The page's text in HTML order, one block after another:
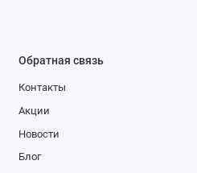
Обратная связь
Контакты
Акции
Новости
Блог